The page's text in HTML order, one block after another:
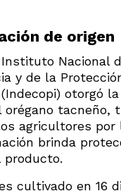
de origen
Instituto Nacional
y de la
otorgó
orégano tacneño,
agricultores
brinda
producto.
cultivado en 16